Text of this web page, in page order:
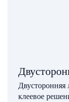
клеевое